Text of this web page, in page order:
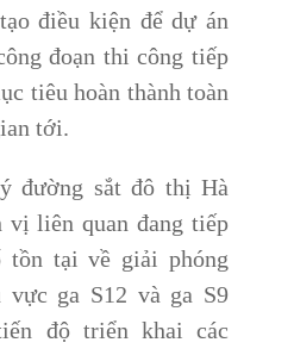
điều kiện để dự án
đoạn thi công tiếp
tiêu hoàn thành toàn
tới.
đường sắt đô thị Hà
vị liên quan đang tiếp
tại về giải phóng
vực ga S12 và ga S9
độ triển khai các